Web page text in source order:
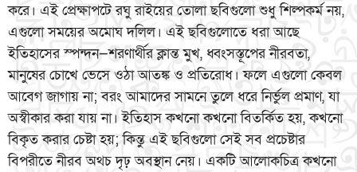
করে। এই প্রেক্ষাপটে রঘু রাইয়ের তোলা ছবিগুলো শুধু শিল্পকর্ম নয়,
এগুলো সময়ের অমোঘ দলিল। এই ছবিগুলোতে ধরা আছে
ইতিহাসের স্পন্দন—শরণার্থীর ক্লান্ত মুখ, ধ্বংসস্তূপের নীরবতা,
মানুষের চোখে ভেসে ওঠা আতঙ্ক ও প্রতিরোধ। ফলে এগুলো কেবল
আবেগ জাগায় না; বরং আমাদের সামনে তুলে ধরে নির্ভুল প্রমাণ, যা
অস্বীকার করা যায় না। ইতিহাস কখনো কখনো বিতর্কিত হয়, কখনো
বিকৃত করার চেষ্টা হয়; কিন্তু এই ছবিগুলো সেই সব প্রচেষ্টার
বিপরীতে নীরব অথচ দৃঢ় অবস্থান নেয়। একটি আলোকচিত্র কখনো